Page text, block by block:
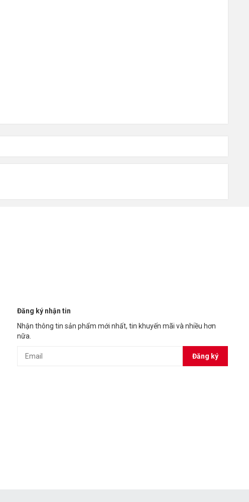
Đăng ký nhận tin
Nhận thông tin sản phẩm mới nhất, tin khuyến mãi và nhiều hơn
nữa.
Đăng ký